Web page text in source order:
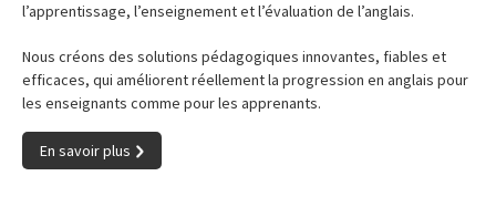
l’apprentissage, l’enseignement et l’évaluation de l’anglais.
Nous créons des solutions pédagogiques innovantes, fiables et
efficaces, qui améliorent réellement la progression en anglais pour
les enseignants comme pour les apprenants.
En savoir plus